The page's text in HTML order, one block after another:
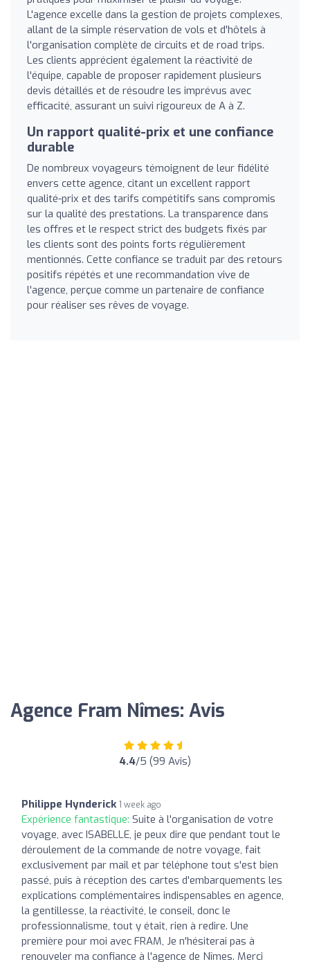
L'agence excelle dans la gestion de projets complexes,
allant de la simple réservation de vols et d'hôtels à
l'organisation complète de circuits et de road trips.
Les clients apprécient également la réactivité de
l'équipe, capable de proposer rapidement plusieurs
devis détaillés et de résoudre les imprévus avec
efficacité, assurant un suivi rigoureux de A à Z.
Un rapport qualité-prix et une confiance
durable
De nombreux voyageurs témoignent de leur fidélité
envers cette agence, citant un excellent rapport
qualité-prix et des tarifs compétitifs sans compromis
sur la qualité des prestations. La transparence dans
les offres et le respect strict des budgets fixés par
les clients sont des points forts régulièrement
mentionnés. Cette confiance se traduit par des retours
positifs répétés et une recommandation vive de
l'agence, perçue comme un partenaire de confiance
pour réaliser ses rêves de voyage.
Agence Fram Nîmes: Avis
4.4/5 (99 Avis)
Philippe Hynderick 1 week ago
Expérience fantastique: Suite à l'organisation de votre
voyage, avec ISABELLE, je peux dire que pendant tout le
déroulement de la commande de notre voyage, fait
exclusivement par mail et par téléphone tout s'est bien
passé, puis à réception des cartes d'embarquements les
explications complémentaires indispensables en agence,
la gentillesse, la réactivité, le conseil, donc le
professionnalisme, tout y était, rien à redire. Une
première pour moi avec FRAM, Je n'hésiterai pas à
renouveler ma confiance à l'agence de Nîmes. Merci